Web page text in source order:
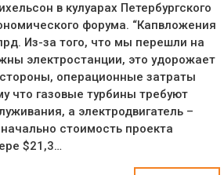
в кулуарах Петербургского
форума. “Капвложения
Из-за того, что мы перешли на
электростанции, это удорожает
операционные затраты
что газовые турбины требуют
а электродвигатель –
стоимость проекта
$21,3…